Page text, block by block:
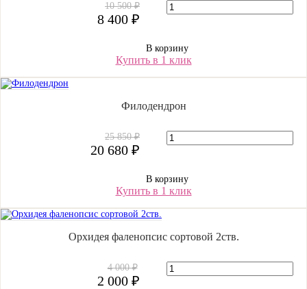
10 500 ₽
8 400 ₽
В корзину
Купить в 1 клик
Филодендрон
25 850 ₽
20 680 ₽
В корзину
Купить в 1 клик
Орхидея фаленопсис сортовой 2ств.
4 000 ₽
2 000 ₽